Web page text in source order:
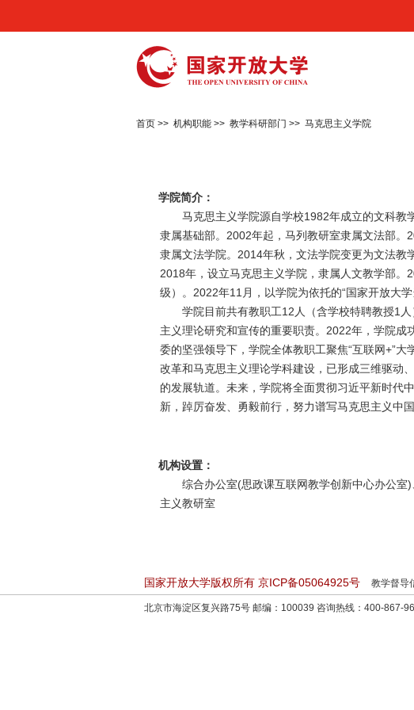
首页 >> 机构职能 >> 教学科研部门 >> 马克思主义学院
学院简介：
马克思主义学院源自学校1982年成立的文科教
隶属基础部。2002年起，马列教研室隶属文法部。
隶属文法学院。2014年秋，文法学院变更为文法教
2018年，设立马克思主义学院，隶属人文教学部
级）。2022年11月，以学院为依托的“国家开放大学
学院目前共有教职工12人（含学校特聘教授1
主义理论研究和宣传的重要职责。2022年，学院
委的坚强领导下，学院全体教职工聚焦“互联网+”
改革和马克思主义理论学科建设，已形成三维驱动
的发展轨道。未来，学院将全面贯彻习近平新时代
新，踔厉奋发、勇毅前行，努力谱写马克思主义中
机构设置：
综合办公室(思政课互联网教学创新中心办公
主义教研室
国家开放大学版权所有 京ICP备05064925号 教学督导
北京市海淀区复兴路75号 邮编：100039 咨询热线：400-867-